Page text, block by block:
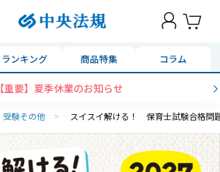
ランキング 商品特集 コラム
【重要】夏季休業のお知らせ
受験その他 > スイスイ解ける！ 保育士試験合格問